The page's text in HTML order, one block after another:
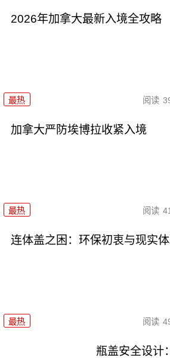
2026年加拿大最新入境全攻略
最热 阅读
加拿大严防埃博拉收紧入境
最热 阅读
连体盖之困：环保初衷与现实
最热 阅读
瓶盖安全设计